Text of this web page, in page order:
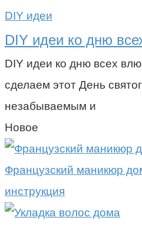
DIY идеи
DIY идеи ко дню
DIY идеи ко дню всех
сделаем этот День
незабываемым и
Новое
Французский маникюр
инструкция